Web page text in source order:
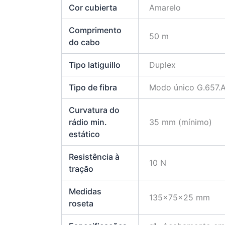
Cor cubierta Amarelo
Comprimento
do cabo
50 m
Tipo latiguillo Duplex
Tipo de fibra Modo único
Curvatura do
rádio min.
estático
35 mm (mínimo)
Resistência à
tração
10 N
Medidas
roseta
135x75x25 mm